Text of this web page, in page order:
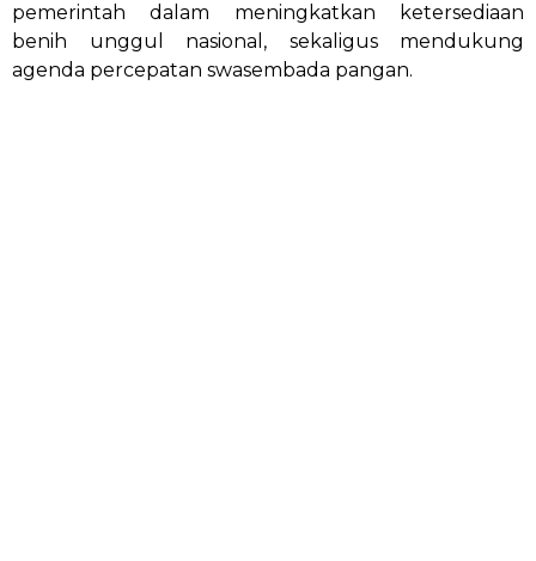
pemerintah dalam meningkatkan ketersediaan
benih unggul nasional, sekaligus mendukung
agenda percepatan swasembada pangan.